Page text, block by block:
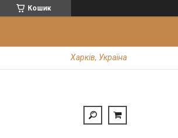
Кошик
Харків, Україна